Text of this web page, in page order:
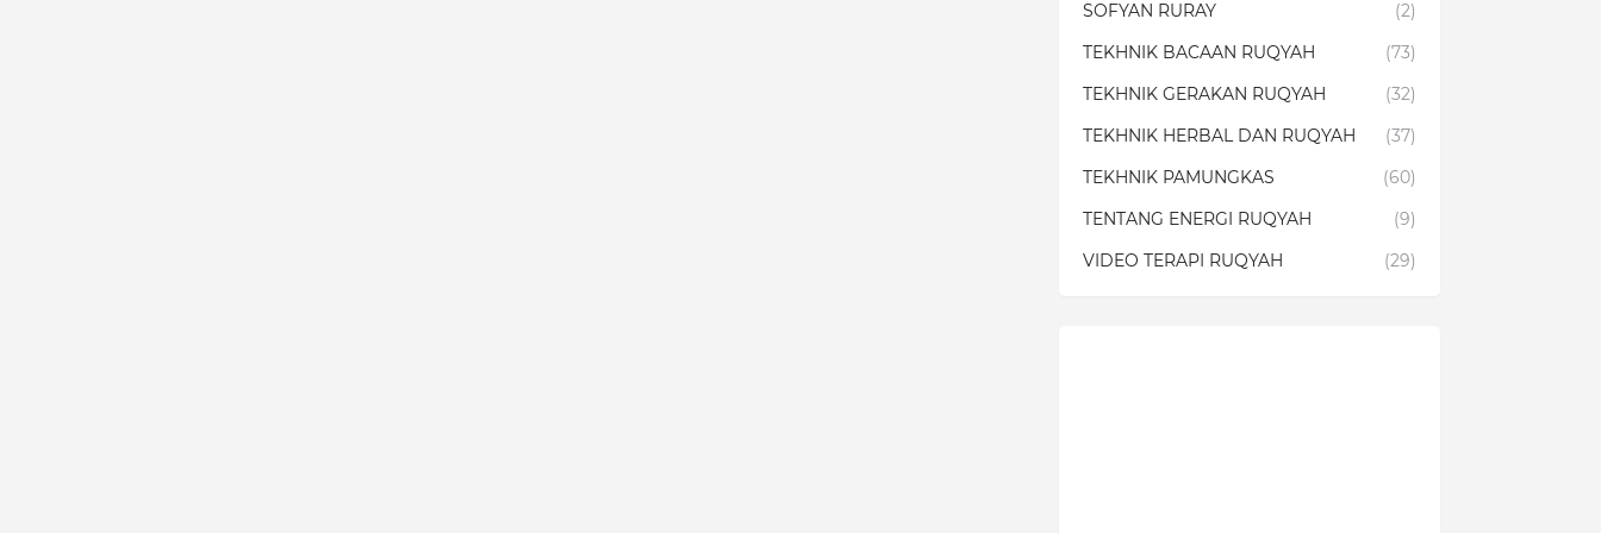
SOFYAN RURAY
(2)
TEKHNIK BACAAN RUQYAH
(73)
TEKHNIK GERAKAN RUQYAH
(32)
TEKHNIK HERBAL DAN RUQYAH
(37)
TEKHNIK PAMUNGKAS
(60)
TENTANG ENERGI RUQYAH
(9)
VIDEO TERAPI RUQYAH
(29)